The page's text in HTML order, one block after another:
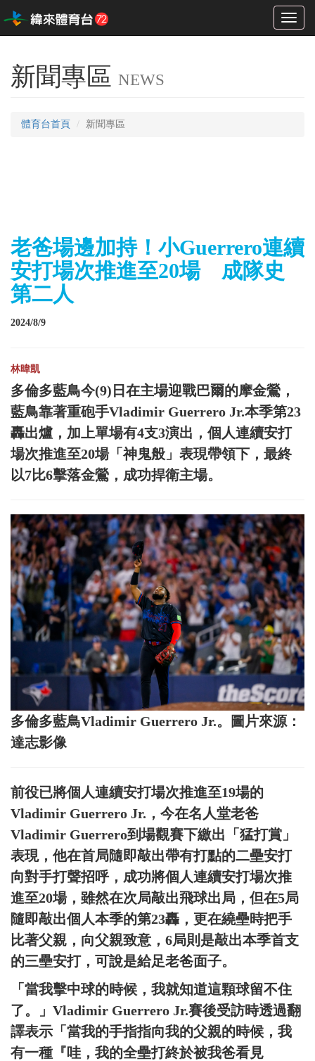
Toggle
新聞專區 NEWS
體育台首頁 新聞專區
老爸場邊加持！小Guerrero連續
安打場次推進至20場 成隊史
第二人
2024/8/9
林暐凱
多倫多藍鳥今(9)日在主場迎戰巴爾的摩金鶯，
藍鳥靠著重砲手Vladimir Guerrero Jr.本季第23
轟出爐，加上單場有4支3演出，個人連續安打
場次推進至20場「神鬼般」表現帶領下，最終
以7比6擊落金鶯，成功捍衛主場。
多倫多藍鳥Vladimir Guerrero Jr.。圖片來源：
達志影像
前役已將個人連續安打場次推進至19場的
Vladimir Guerrero Jr.，今在名人堂老爸
Vladimir Guerrero到場觀賽下繳出「猛打賞」
表現，他在首局隨即敲出帶有打點的二壘安打
向對手打聲招呼，成功將個人連續安打場次推
進至20場，雖然在次局敲出飛球出局，但在5局
隨即敲出個人本季的第23轟，更在繞壘時把手
比著父親，向父親致意，6局則是敲出本季首支
的三壘安打，可說是給足老爸面子。
「當我擊中球的時候，我就知道這顆球留不住
了。」Vladimir Guerrero Jr.賽後受訪時透過翻
譯表示「當我的手指指向我的父親的時候，我
有一種『哇，我的全壘打終於被我爸看見